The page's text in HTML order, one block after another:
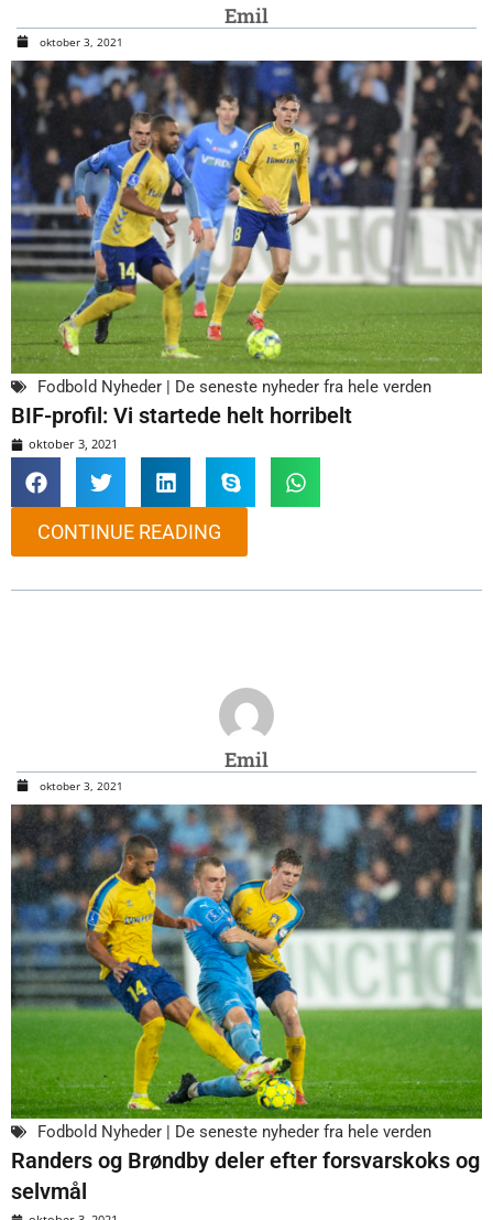
Emil
oktober 3, 2021
Fodbold Nyheder | De seneste nyheder fra hele verden
BIF-profil: Vi startede helt horribelt
oktober 3, 2021
CONTINUE READING
Emil
oktober 3, 2021
Fodbold Nyheder | De seneste nyheder fra hele verden
Randers og Brøndby deler efter forsvarskoks og
selvmål